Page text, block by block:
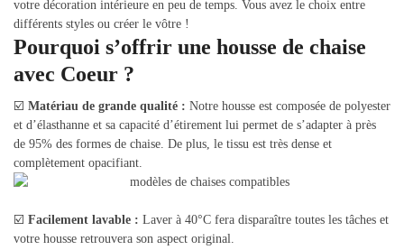
votre décoration intérieure en peu de temps. Vous avez le choix entre
différents styles ou créer le vôtre !
Pourquoi s’offrir une housse de chaise
avec Coeur ?
☑️ Matériau de grande qualité : Notre housse est composée de polyester
et d’élasthanne et sa capacité d’étirement lui permet de s’adapter à près
de 95% des formes de chaise. De plus, le tissu est très dense et
complètement opacifiant.
☑️ Facilement lavable : Laver à 40°C fera disparaître toutes les tâches et
votre housse retrouvera son aspect original.